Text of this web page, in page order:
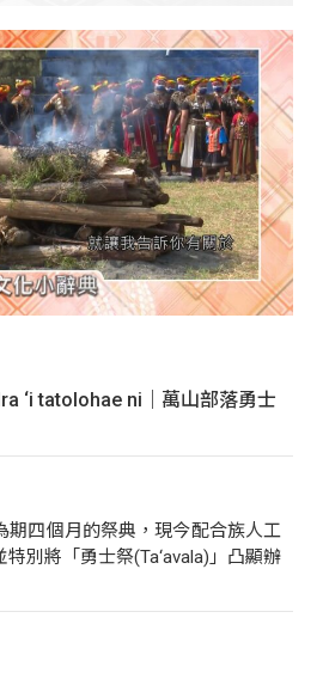
‘i tatolohae ni｜萬山部落勇士
期四個月的祭典，現今配合族人工
別將「勇士祭(Ta‘avala)」凸顯辦